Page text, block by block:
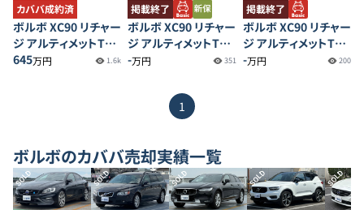
カババ成約済
ボルボ XC90 リチャー
ジ アルティメットT8
AWD プラグインハイ
645万円 1.6k
掲載終了
ボルボ XC90 リチャー
ジ アルティメットT8
AWD プラグインハイ
-万円 351
掲載終了
ボルボ XC90 リチャー
ジ アルティメットT8
AWD プラグインハイ
-万円 200
1
ボルボのカババ売却実績一覧
SOLD SOLD SOLD SOLD SOLD